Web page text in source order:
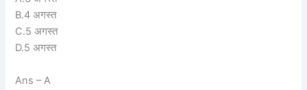
B.4 अगस्त
C.5 अगस्त
D.5 अगस्त
Ans – A